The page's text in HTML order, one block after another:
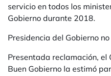
servicio en todos los
Gobierno durante 2018.
Presidencia del Gobierno
Presentada reclamación, el
Buen Gobierno la estimó